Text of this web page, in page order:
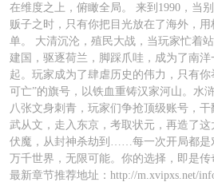
在维度之上，俯瞰全局。 来到1990，当
贩子之时，只有你把目光放在了海外，
单。 大清沉沦，殖民大战，当玩家忙着
建国，驱逐荷兰，脚踩爪哇，成为了南
起。玩家成为了肆虐历史的伟力，只有
可亡”的旗号，以铁血重铸汉家河山。水
八张文身刺青，玩家们争抢顶级账号，
武从文，走入东京，考取状元，再造了
伏魔，从封神杀劫到……每一次开局都是
万千世界，无限可能。你的选择，即是传
最新章节推荐地址：http://m.xvipxs.net/